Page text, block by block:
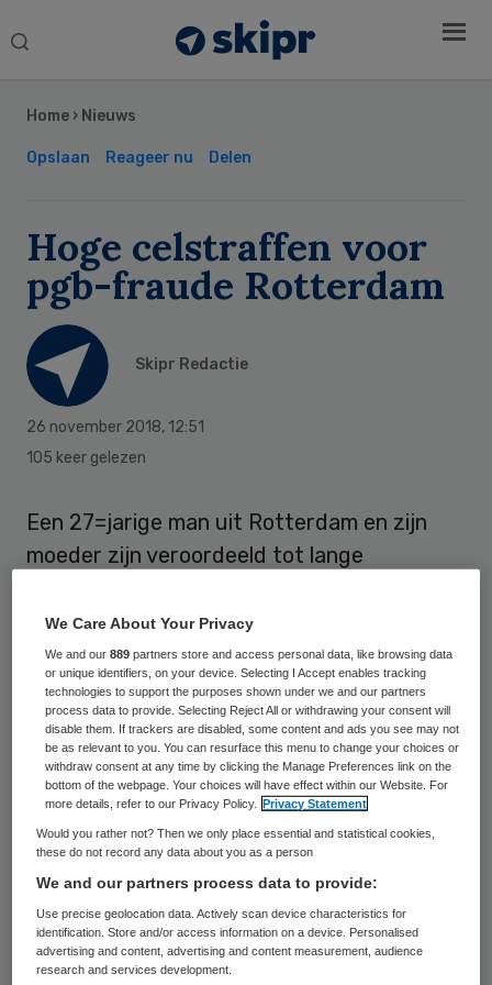
Search
Home › Nieuws
Opslaan Reageer nu Delen
Hoge celstraffen voor
pgb-fraude Rotterdam
Skipr Redactie
26 november 2018, 12:51
105 keer gelezen
Een 27=jarige man uit Rotterdam en zijn
moeder zijn veroordeeld tot lange
witwassen. De man kreeg twee jaar cel, zijn
moeder vijftien maanden. De vader krijgt
een werkstraf van 120 uur. De daders
kregen ook een beroepsverbod opgelegd.
Dat meldt de Inspectie SZW op haar
website. Het trio heeft voor meer dan een
miljoen aan pgb-gelden verdonkeremaant.
De Rotterdammer pinde telkens grote
bedragen die hij vervolgens in eigen zak
stak. Hij kocht hiermee onder meer auto’s
en dure horloges.
Sidebar
We Care About Your Privacy
We and our889 partners store and access personal data, like browsing data
or unique identifiers, on your device. Selecting I Accept enables tracking
technologies to support the purposes shown under we and our partners
process data to provide. Selecting Reject All or withdrawing your consent will
disable them. If trackers are disabled, some content and ads you see may not
be as relevant to you. You can resurface this menu to change your choices or
withdraw consent at any time by clicking the Manage Preferences link on the
bottom of the webpage. Your choices will have effect within our Website. For
more details, refer to our Privacy Policy.
Privacy Statement
Would you rather not? Then we only place essential and statistical cookies,
these do not record any data about you as a person
We and our partners process data to provide:
Use precise geolocation data. Actively scan device characteristics for
identification. Store and/or access information on a device. Personalised
advertising and content, advertising and content measurement, audience
research and services development.